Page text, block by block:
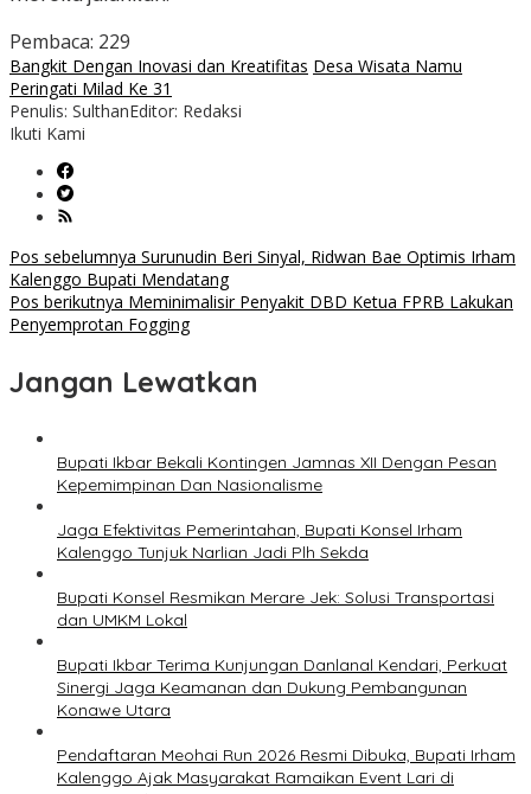
Pembaca: 229
Bangkit Dengan Inovasi dan Kreatifitas Desa Wisata Namu
Peringati Milad Ke 31
Penulis: SulthanEditor: Redaksi
Ikuti Kami
Navigasi
pos
Pos sebelumnya Surunudin Beri Sinyal, Ridwan Bae Optimis Irham
Kalenggo Bupati Mendatang
Pos berikutnya Meminimalisir Penyakit DBD Ketua FPRB Lakukan
Penyemprotan Fogging
Jangan Lewatkan
Bupati Ikbar Bekali Kontingen Jamnas XII Dengan Pesan
Kepemimpinan Dan Nasionalisme
Jaga Efektivitas Pemerintahan, Bupati Konsel Irham
Kalenggo Tunjuk Narlian Jadi Plh Sekda
Bupati Konsel Resmikan Merare Jek: Solusi Transportasi
dan UMKM Lokal
Bupati Ikbar Terima Kunjungan Danlanal Kendari, Perkuat
Sinergi Jaga Keamanan dan Dukung Pembangunan
Konawe Utara
Pendaftaran Meohai Run 2026 Resmi Dibuka, Bupati Irham
Kalenggo Ajak Masyarakat Ramaikan Event Lari di